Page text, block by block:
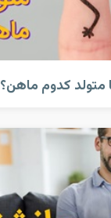
متولد کدوم ماهن؟